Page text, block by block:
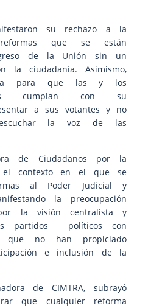
su rechazo a la
que se están
de la Unión sin un
la ciudadanía. Asimismo,
para que las y los
cumplan con su
a sus votantes y no
la voz de las
de Ciudadanos por la
el contexto en el que se
al Poder Judicial y
la preocupación
la visión centralista y
partidos políticos con
que no han propiciado
e inclusión de la
de CIMTRA, subrayó
que cualquier reforma